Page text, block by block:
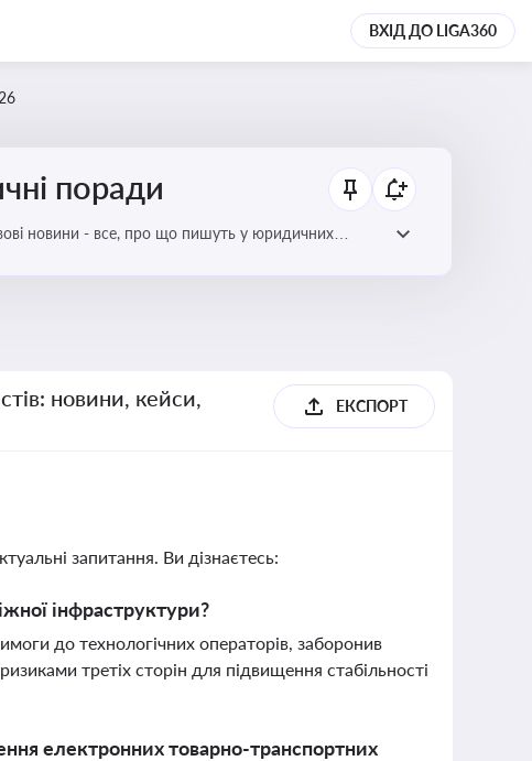
ВХІД ДО LIGA360
поради
новини - все, про що пишуть у юридичних
новини, кейси,
ЕКСПОРТ
запитання. Ви дізнаєтесь:
інфраструктури?
до технологічних операторів, заборонив
третіх сторін для підвищення стабільності
електронних товарно-транспортних